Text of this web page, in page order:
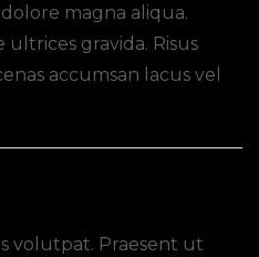
magna aliqua.
ultrices gravida. Risus
accumsan lacus vel
volutpat. Praesent ut